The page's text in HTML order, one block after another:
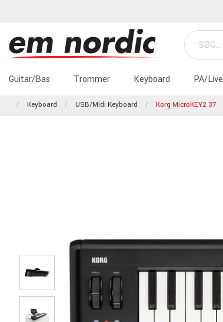
Guitar/Bas Trommer Keyboard PA/Live
Keyboard USB/Midi Keyboard Korg MicroKEY2 37